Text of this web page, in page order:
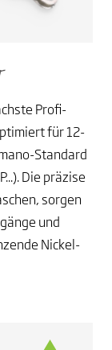
Profi-
für 12-
Standard
Die präzise
sorgen
und
Nickel-